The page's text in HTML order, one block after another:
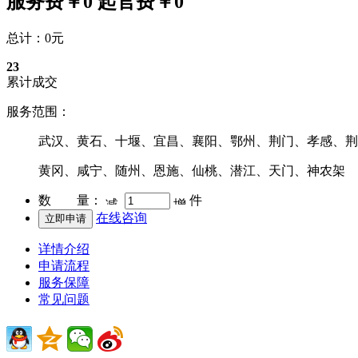
总计： 0元
23
累计成交
服务范围：
武汉、黄石、十堰、宜昌、襄阳、鄂州、荆门、孝感、
黄冈、咸宁、随州、恩施、仙桃、潜江、天门、神农架
数 量： 件
立即申请 在线咨询
详情介绍
申请流程
服务保障
常见问题